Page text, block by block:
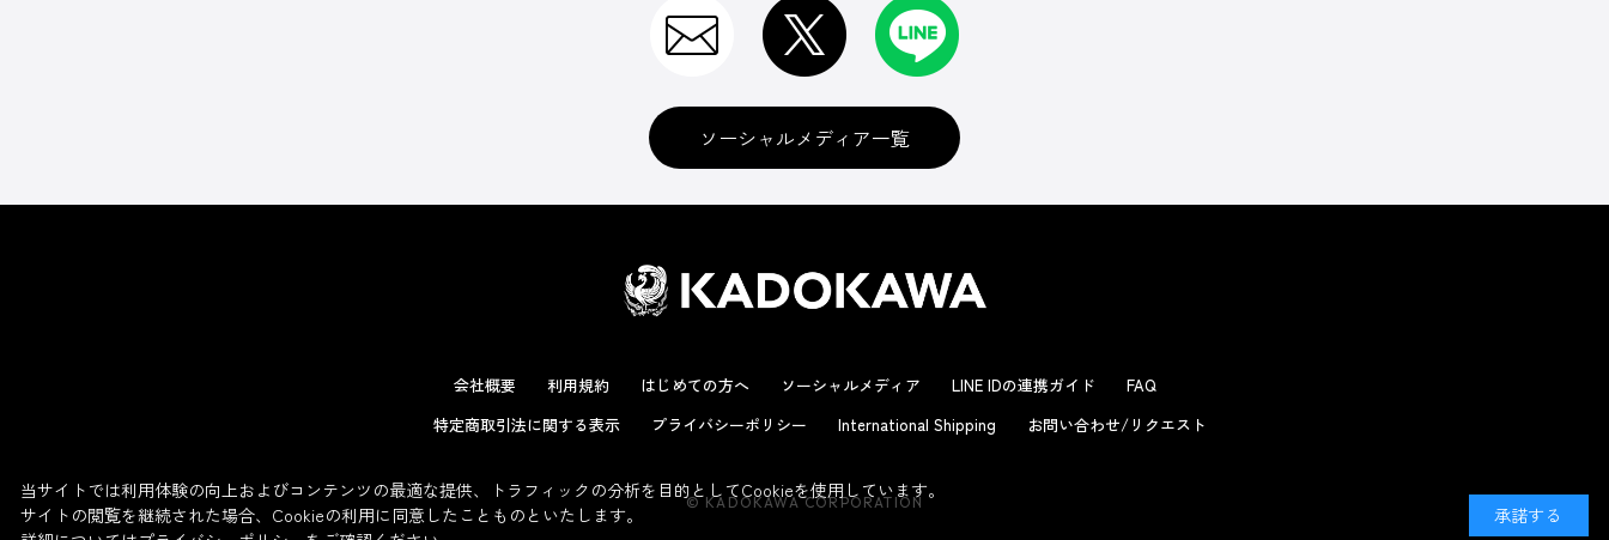
ソーシャルメディア一覧
会社概要 利用規約 はじめての方へ ソーシャルメディア LINE IDの連携ガイド
FAQ
特定商取引法に関する表示
プライバシーポリシー International Shipping お問い合わせ/リクエスト
© KADOKAWA CORPORATION
当サイトでは利用体験の向上およびコンテンツの最適な提供、トラフィックの分析を目的としてCookieを使用しています。
サイトの閲覧を継続された場合、Cookieの利用に同意したことものといたします。
承諾する